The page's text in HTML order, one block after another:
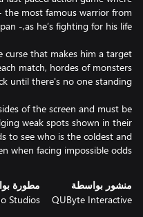
most famous warrior from
curse that makes him a target
match, hordes of monsters
of the screen and must be
weak spots shown in their
to see who is the coldest and
when facing impossible odds.
منشور بواسطة
QUByte Interactive
مطورة
Studios